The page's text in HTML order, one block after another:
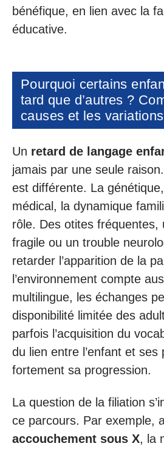
bénéfique, en lien avec la
éducative.
Pourquoi certains
tard que d’autres ?
causes et les variations
Un retard de langage
jamais par une seule
est différente. La
médical, la dynamique
rôle. Des otites fréquentes,
fragile ou un trouble
retarder l’apparition de la
l’environnement compte
multilingue, les échanges
disponibilité limitée des
parfois l’acquisition du
du lien entre l’enfant et ses
fortement sa progression.
La question de la filiation
ce parcours. Par exemple,
accouchement sous X, la